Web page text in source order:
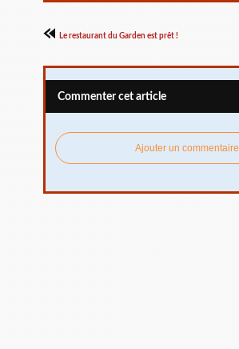
Le restaurant du Garden est prêt !
Commenter cet article
Ajouter un commentaire